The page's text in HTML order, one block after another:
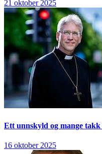
21 oktober 2025
Ett unnskyld og mange takk
16 oktober 2025